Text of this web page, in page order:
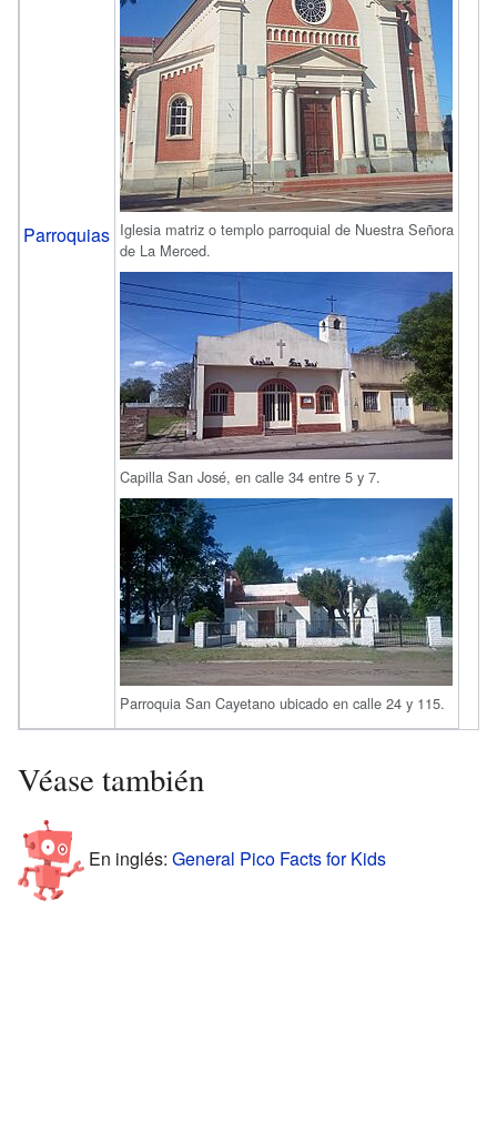
Parroquias Iglesia matriz o templo parroquial de Nuestra Señora
de La Merced.
Capilla San José, en calle 34 entre 5 y 7.
Parroquia San Cayetano ubicado en calle 24 y 115.
Véase también
En inglés: General Pico Facts for Kids